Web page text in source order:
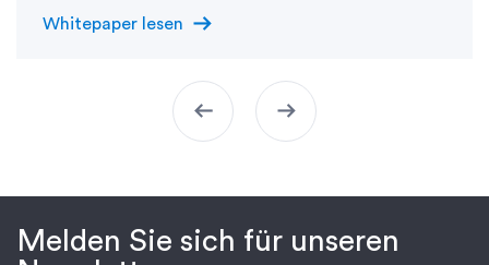
Whitepaper lesen arrow_right_alt
arrow_left_alt arrow_right_alt
Melden Sie sich für unseren